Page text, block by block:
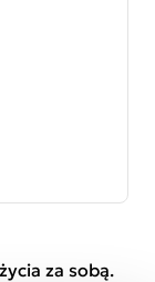
za sobą.